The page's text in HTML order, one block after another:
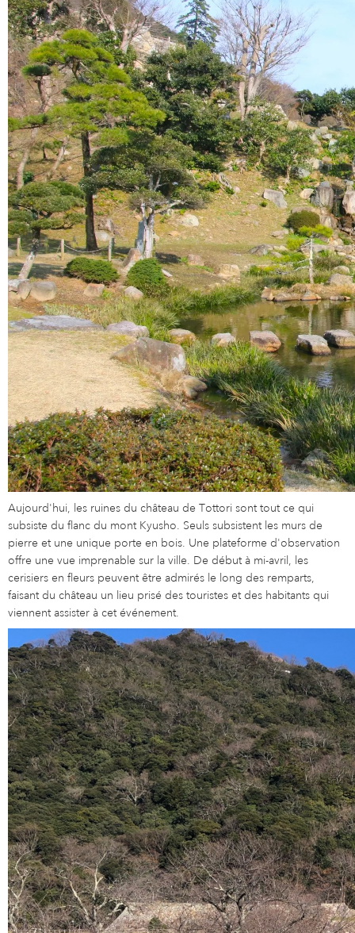
Aujourd'hui, les ruines du château de Tottori sont tout ce qui
subsiste du flanc du mont Kyusho. Seuls subsistent les murs de
pierre et une unique porte en bois. Une plateforme d'observation
offre une vue imprenable sur la ville. De début à mi-avril, les
cerisiers en fleurs peuvent être admirés le long des remparts,
faisant du château un lieu prisé des touristes et des habitants qui
viennent assister à cet événement.